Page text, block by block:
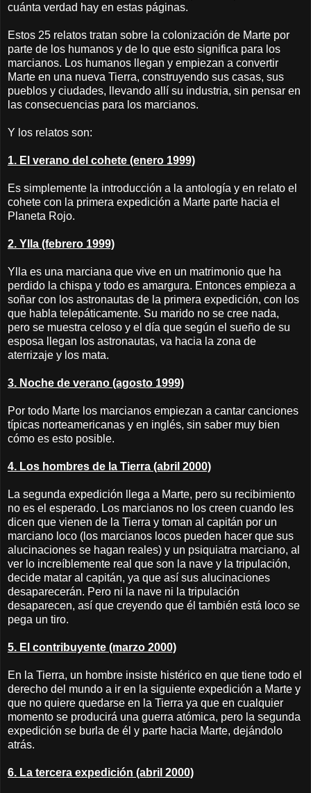
cuánta verdad hay en estas páginas.
Estos 25 relatos tratan sobre la colonización de Marte por
parte de los humanos y de lo que esto significa para los
marcianos. Los humanos llegan y empiezan a convertir
Marte en una nueva Tierra, construyendo sus casas, sus
pueblos y ciudades, llevando allí su industria, sin pensar en
las consecuencias para los marcianos.
Y los relatos son:
1. El verano del cohete (enero 1999)
Es simplemente la introducción a la antología y en relato el
cohete con la primera expedición a Marte parte hacia el
Planeta Rojo.
2. Ylla (febrero 1999)
Ylla es una marciana que vive en un matrimonio que ha
perdido la chispa y todo es amargura. Entonces empieza a
soñar con los astronautas de la primera expedición, con los
que habla telepáticamente. Su marido no se cree nada,
pero se muestra celoso y el día que según el sueño de su
esposa llegan los astronautas, va hacia la zona de
aterrizaje y los mata.
3. Noche de verano (agosto 1999)
Por todo Marte los marcianos empiezan a cantar canciones
típicas norteamericanas y en inglés, sin saber muy bien
cómo es esto posible.
4. Los hombres de la Tierra (abril 2000)
La segunda expedición llega a Marte, pero su recibimiento
no es el esperado. Los marcianos no los creen cuando les
dicen que vienen de la Tierra y toman al capitán por un
marciano loco (los marcianos locos pueden hacer que sus
alucinaciones se hagan reales) y un psiquiatra marciano, al
ver lo increíblemente real que son la nave y la tripulación,
decide matar al capitán, ya que así sus alucinaciones
desaparecerán. Pero ni la nave ni la tripulación
desaparecen, así que creyendo que él también está loco se
pega un tiro.
5. El contribuyente (marzo 2000)
En la Tierra, un hombre insiste histérico en que tiene todo el
derecho del mundo a ir en la siguiente expedición a Marte y
que no quiere quedarse en la Tierra ya que en cualquier
momento se producirá una guerra atómica, pero la segunda
expedición se burla de él y parte hacia Marte, dejándolo
atrás.
6. La tercera expedición (abril 2000)